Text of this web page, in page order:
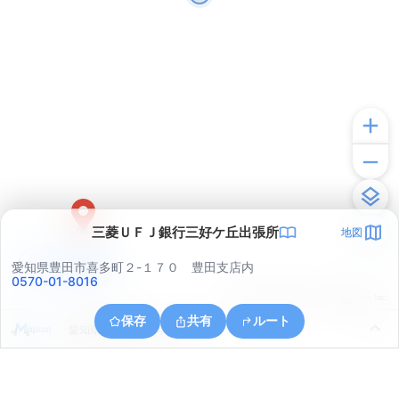
三菱ＵＦＪ銀行三好ケ丘出張所 地図
愛知県豊田市喜多町２-１７０ 豊田支店内
0570-01-8016
保存 共有 ルート
愛知県豊田市陣中町２丁目４
アプリで見る